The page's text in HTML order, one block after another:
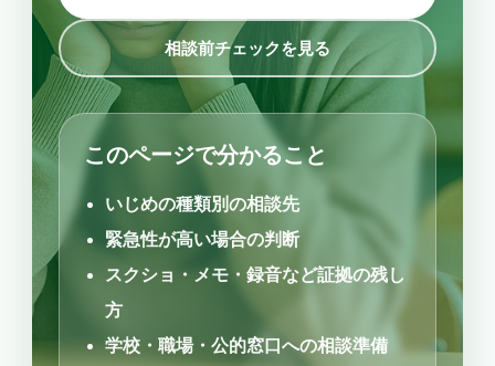
相談前チェックを見る
このページで分かること
いじめの種類別の相談先
緊急性が高い場合の判断
スクショ・メモ・録音など証拠の残し
方
学校・職場・公的窓口への相談準備